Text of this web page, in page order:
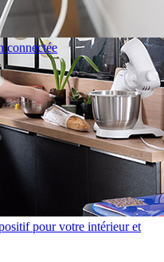
connectée
pour votre intérieur et